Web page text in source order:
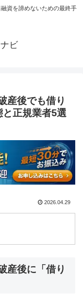
資を諦めないための最終手
ビ
産後でも借り
正規業者5選
2026.04.29
産後に「借り